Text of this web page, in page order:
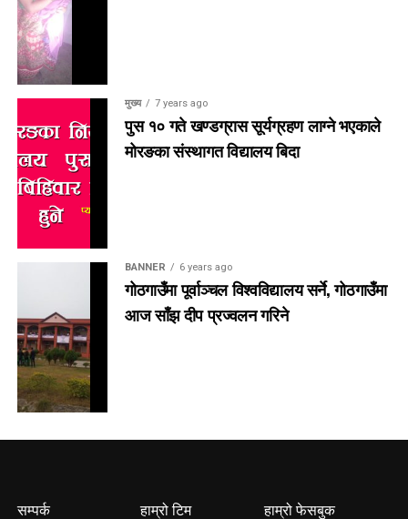
मुख्य 7 years ago
पुस १० गते खण्डग्रास सूर्यग्रहण लाग्ने भएकाले
मोरङका संस्थागत विद्यालय बिदा
BANNER 6 years ago
गोठगाउँमा पूर्वाञ्चल विश्वविद्यालय सर्ने, गोठगाउँमा
आज साँझ दीप प्रज्वलन गरिने
सम्पर्क
हाम्रो टिम
हाम्रो फेसबुक